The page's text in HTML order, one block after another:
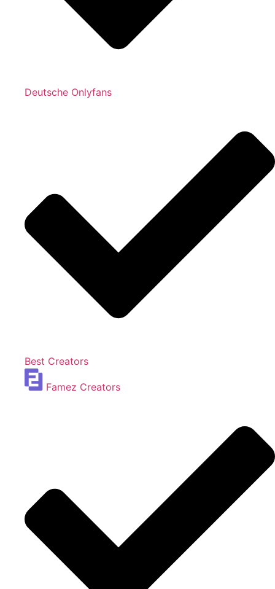
Deutsche Onlyfans
Best Creators
Famez Creators